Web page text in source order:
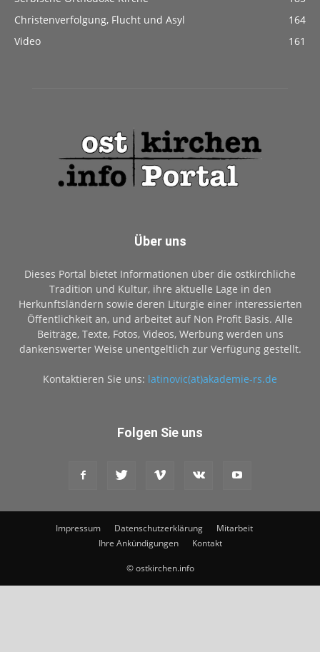
Christenverfolgung, Flucht und Asyl
164
Video
161
Über uns
Dieses Portal bietet Informationen über die ostkirchliche
Tradition und Kultur, ihre aktuelle Lage in den
Herkunftsländern sowie deren Liturgie einer interessierten
Öffentlichkeit an, und arbeitet auf Non Profit Basis. Alle
Beiträge, Texte, Fotos, Videos, Werbung werden uns
dankenswerter Weise unentgeltlich zur Verfügung gestellt.
Kontaktieren Sie uns: latinovic(at)akademie-rs.de
Folgen Sie uns
Impressum Datenschutzerklärung
Mitarbeit
Ihre Ankündigungen
Kontakt
© ostkirchen.info